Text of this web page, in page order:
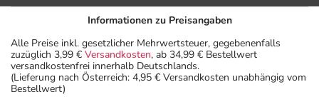
Informationen zu Preisangaben
Alle Preise inkl. gesetzlicher Mehrwertsteuer, gegebenenfalls
zuzüglich 3,99 € Versandkosten, ab 34,99 € Bestellwert
versandkostenfrei innerhalb Deutschlands.
(Lieferung nach Österreich: 4,95 € Versandkosten unabhängig vom
Bestellwert)